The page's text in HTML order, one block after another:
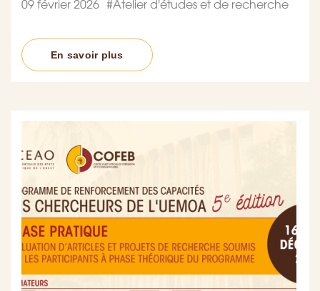
09 février 2026 #Atelier d'études et de recherche
En savoir plus